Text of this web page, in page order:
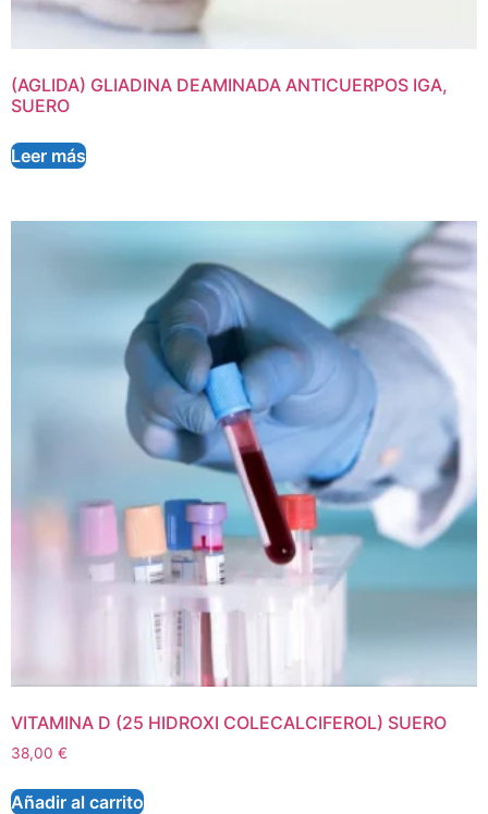
(AGLIDA) GLIADINA DEAMINADA ANTICUERPOS IGA,
SUERO
Leer más
VITAMINA D (25 HIDROXI COLECALCIFEROL) SUERO
38,00 €
Añadir al carrito